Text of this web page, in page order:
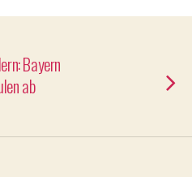
Bayern
ab